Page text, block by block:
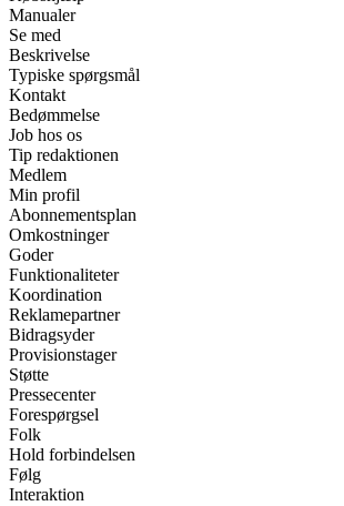
Manualer
Se med
Beskrivelse
Typiske spørgsmål
Kontakt
Bedømmelse
Job hos os
Tip redaktionen
Medlem
Min profil
Abonnementsplan
Omkostninger
Goder
Funktionaliteter
Koordination
Reklamepartner
Bidragsyder
Provisionstager
Støtte
Pressecenter
Forespørgsel
Folk
Hold forbindelsen
Følg
Interaktion